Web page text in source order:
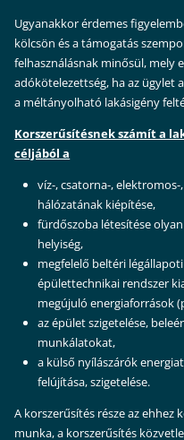
Ugyanakkor érdemes
kölcsön és a támogatás
felhasználásnak minősül, mely
adókötelezettség, ha az ügylet
a méltányolható lakásigény
Korszerűsítésnek számít a
céljából a
víz-, csatorna-,
hálózatának kiépítése,
fürdőszoba létesítése
helyiség,
megfelelő beltéri
épülettechnikai rendszer
megújuló energiaforrások
az épület szigetelése,
munkálatokat,
a külső nyílászárók
felújítása, szigetelése.
A korszerűsítés része az
munka, a korszerűsítés